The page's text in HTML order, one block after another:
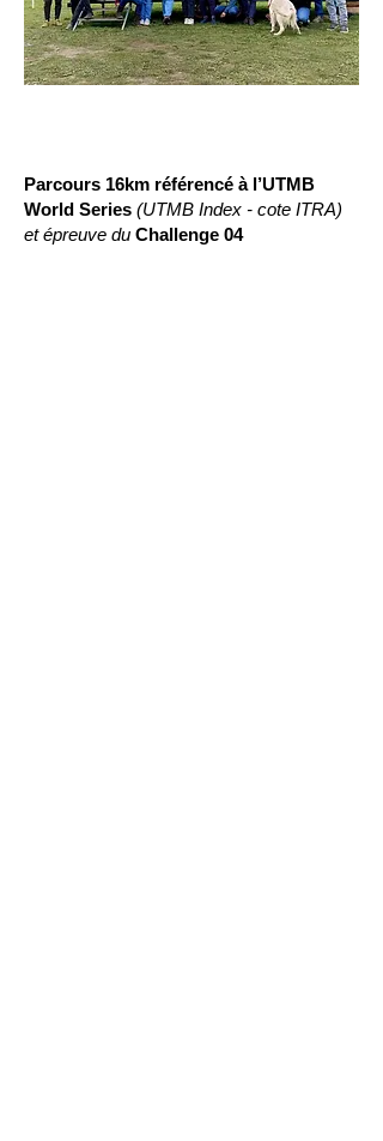
Parcours 16km référencé à l’UTMB
World Series (UTMB Index - cote ITRA)
et épreuve du Challenge 04